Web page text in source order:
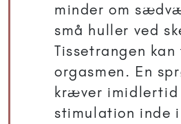
minder om
små huller ved
Tissetrangen
orgasmen. En
kræver imidlertid
stimulation inde